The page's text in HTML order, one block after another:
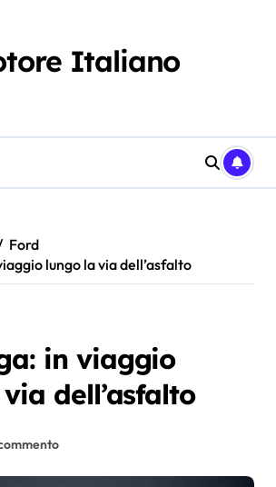
Italiano
Ford
lungo la via dell’asfalto
in viaggio
dell’asfalto